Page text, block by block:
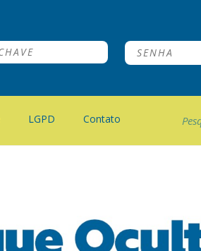
LGPD Contato